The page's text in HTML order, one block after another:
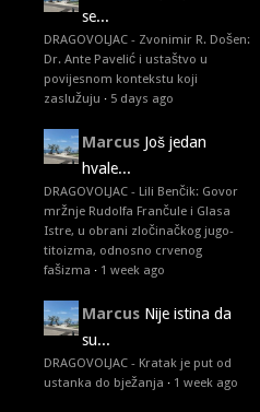
se...
DRAGOVOLJAC - Zvonimir R. Došen:
Dr. Ante Pavelić i ustaštvo u
povijesnom kontekstu koji
zaslužuju · 5 days ago
Marcus Još jedan
hvale...
DRAGOVOLJAC - Lili Benčik: Govor
mržnje Rudolfa Frančule i Glasa
Istre, u obrani zločinačkog jugo-
titoizma, odnosno crvenog
fašizma · 1 week ago
Marcus Nije istina da
su...
DRAGOVOLJAC - Kratak je put od
ustanka do bježanja · 1 week ago